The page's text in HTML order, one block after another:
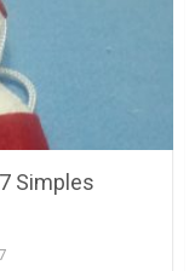
Simples